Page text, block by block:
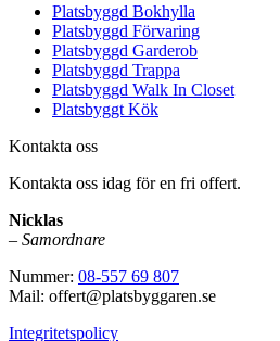
Platsbyggd Bokhylla
Platsbyggd Förvaring
Platsbyggd Garderob
Platsbyggd Trappa
Platsbyggd Walk In Closet
Platsbyggt Kök
Kontakta oss
Kontakta oss idag för en fri offert.
Nicklas
– Samordnare
Nummer: 08-557 69 807
Mail: offert@platsbyggaren.se
Integritetspolicy